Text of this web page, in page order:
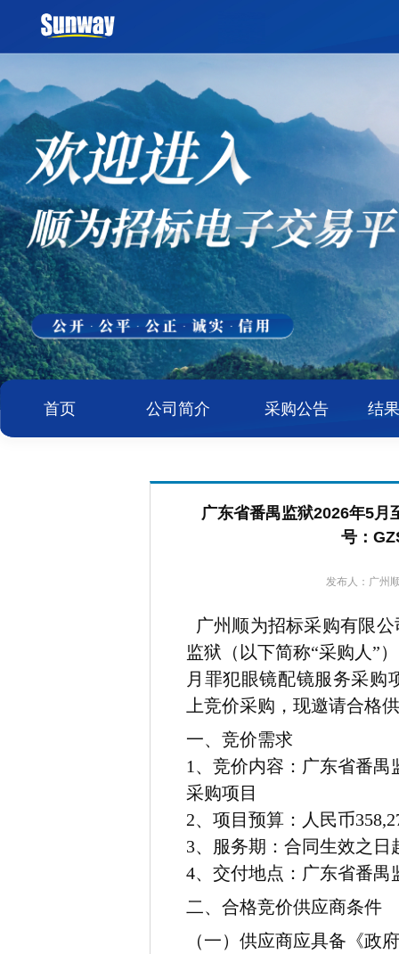
首页 公司简介 采购公告 结
广东省番禺监狱2026年5月
号：
发布人：广州
广州顺为招标采购有限
监狱（以下简称“采购人”
月罪犯眼镜配镜服务采购
上竞价采购，现邀请合格
一、竞价需求
1 、竞价内容： 广东省番禺
采购项目
2、项目预算： 人民币
3、服务期： 合同生效之日
4、交付地点： 广东省番禺
二、合格竞价供应商条件
（一）供应商应具备《政